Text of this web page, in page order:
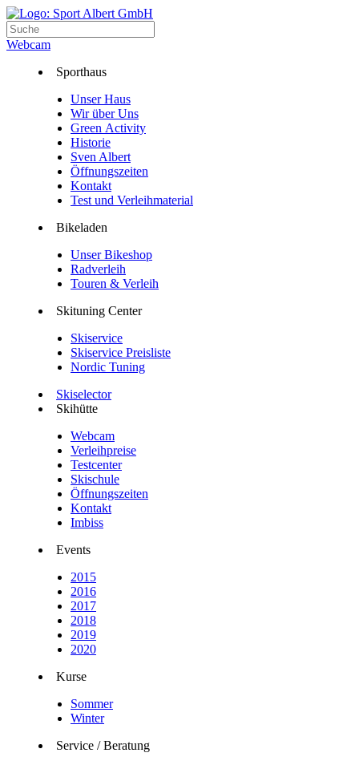
Webcam
Sporthaus
Unser Haus
Wir über Uns
Green Activity
Historie
Sven Albert
Öffnungszeiten
Kontakt
Test und Verleihmaterial
Bikeladen
Unser Bikeshop
Radverleih
Touren & Verleih
Skituning Center
Skiservice
Skiservice Preisliste
Nordic Tuning
Skiselector
Skihütte
Webcam
Verleihpreise
Testcenter
Skischule
Öffnungszeiten
Kontakt
Imbiss
Events
2015
2016
2017
2018
2019
2020
Kurse
Sommer
Winter
Service / Beratung